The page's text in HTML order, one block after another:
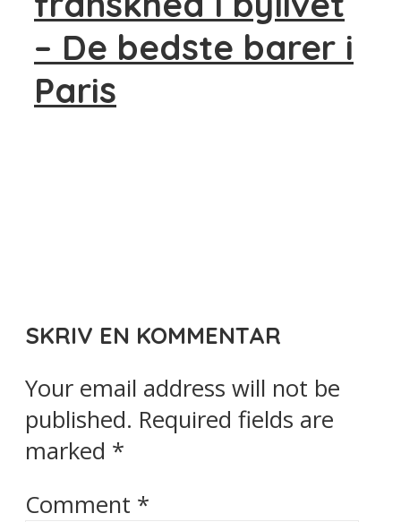
– De bedste barer i
Paris
SKRIV EN KOMMENTAR
Your email address will not be
published. Required fields are
marked *
Comment *